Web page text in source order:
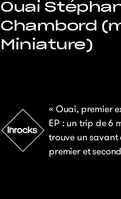
Ouai
Chambord
Miniature)
« Ouai, premier
EP : un trip de 6
trouve un savant
premier et